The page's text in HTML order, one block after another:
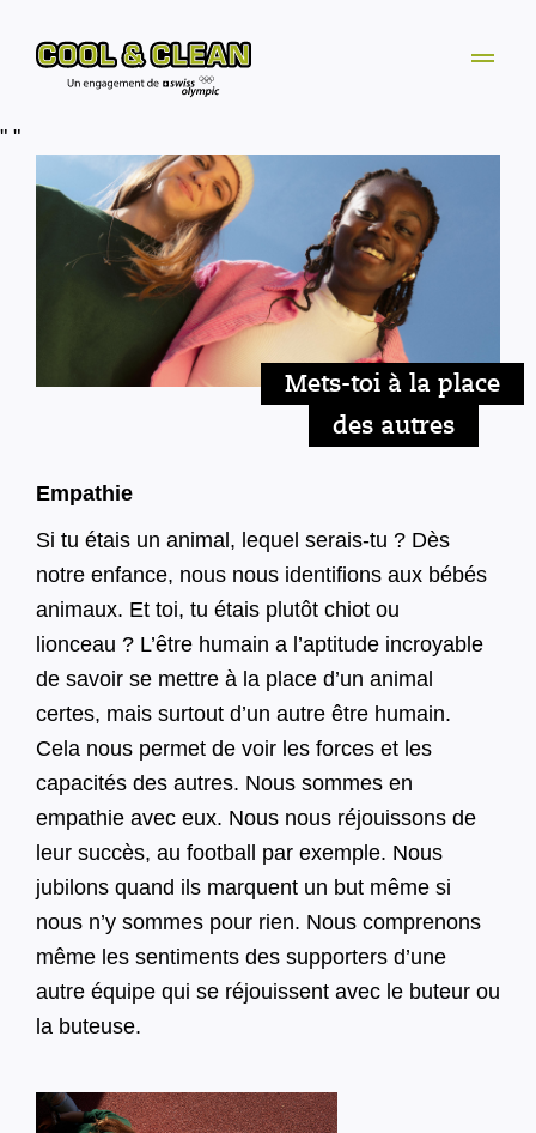
" "
Mets-toi à la place
des autres
Empathie
Si tu étais un animal, lequel serais-tu ? Dès
notre enfance, nous nous identifions aux bébés
animaux. Et toi, tu étais plutôt chiot ou
lionceau ? L’être humain a l’aptitude incroyable
de savoir se mettre à la place d’un animal
certes, mais surtout d’un autre être humain.
Cela nous permet de voir les forces et les
capacités des autres. Nous sommes en
empathie avec eux. Nous nous réjouissons de
leur succès, au football par exemple. Nous
jubilons quand ils marquent un but même si
nous n’y sommes pour rien. Nous comprenons
même les sentiments des supporters d’une
autre équipe qui se réjouissent avec le buteur ou
la buteuse.